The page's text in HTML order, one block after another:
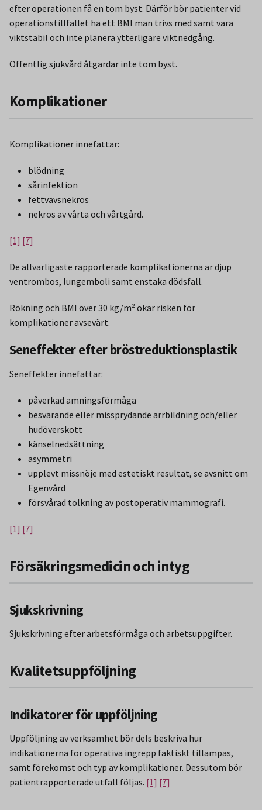
efter operationen få en tom byst. Därför bör patienter vid
operationstillfället ha ett BMI man trivs med samt vara
viktstabil och inte planera ytterligare viktnedgång.
Offentlig sjukvård åtgärdar inte tom byst.
Komplikationer
Komplikationer innefattar:
blödning
sårinfektion
fettvävsnekros
nekros av vårta och vårtgård.
[1] [7]
De allvarligaste rapporterade komplikationerna är djup
ventrombos, lungemboli samt enstaka dödsfall.
Rökning och BMI över 30 kg/m² ökar risken för
komplikationer avsevärt.
Seneffekter efter bröstreduktionsplastik
Seneffekter innefattar:
påverkad amningsförmåga
besvärande eller missprydande ärrbildning och/eller
hudöverskott
känselnedsättning
asymmetri
upplevt missnöje med estetiskt resultat, se avsnitt om
Egenvård
försvårad tolkning av postoperativ mammografi.
[1] [7]
Försäkringsmedicin och intyg
Sjukskrivning
Sjukskrivning efter arbetsförmåga och arbetsuppgifter.
Kvalitetsuppföljning
Indikatorer för uppföljning
Uppföljning av verksamhet bör dels beskriva hur
indikationerna för operativa ingrepp faktiskt tillämpas,
samt förekomst och typ av komplikationer. Dessutom bör
patientrapporterade utfall följas. [1] [7]